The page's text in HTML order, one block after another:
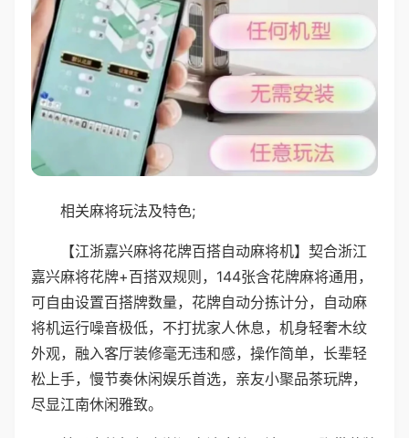
相关麻将玩法及特色;
【江浙嘉兴麻将花牌百搭自动麻将机】契合浙江
嘉兴麻将花牌+百搭双规则，144张含花牌麻将通用，
可自由设置百搭牌数量，花牌自动分拣计分，自动麻
将机运行噪音极低，不打扰家人休息，机身轻奢木纹
外观，融入客厅装修毫无违和感，操作简单，长辈轻
松上手，慢节奏休闲娱乐首选，亲友小聚品茶玩牌，
尽显江南休闲雅致。